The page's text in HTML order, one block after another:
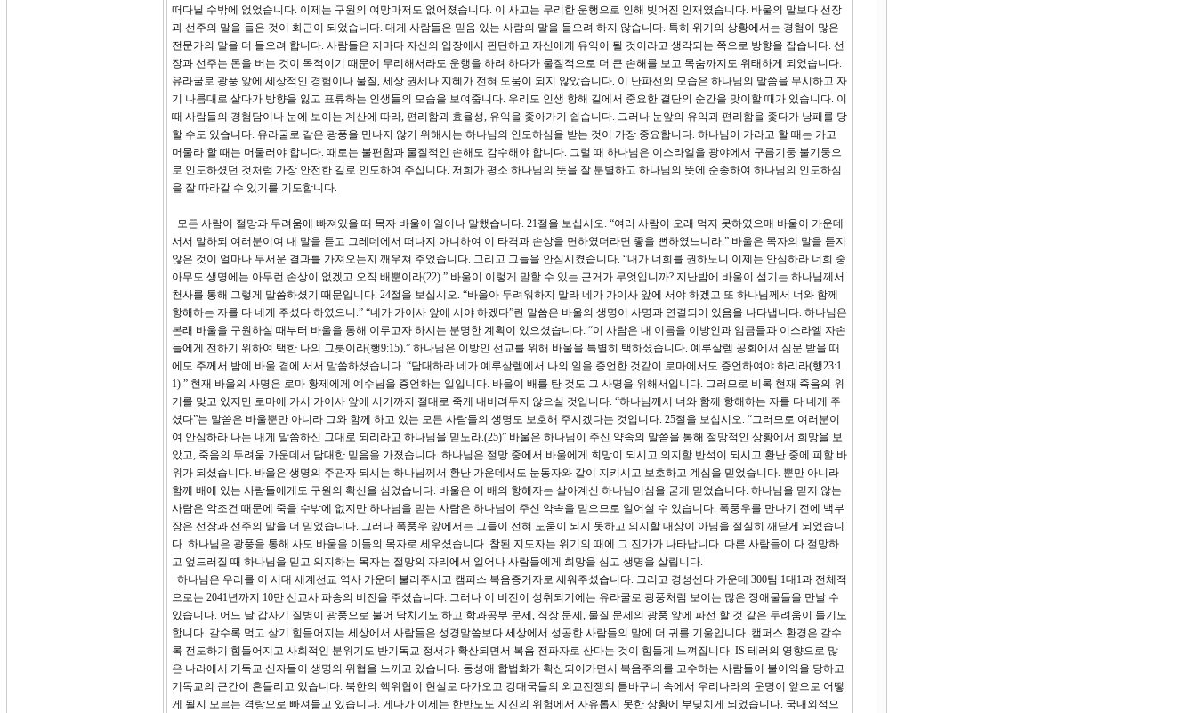
떠다닐 수밖에 없었습니다. 이제는 구원의 여망마저도 없어졌습니다. 이 사고는 무리한 운행으로 인해 빚어진 인재였습니다. 바울의 말보다 선장
과 선주의 말을 들은 것이 화근이 되었습니다. 대게 사람들은 믿음 있는 사람의 말을 들으려 하지 않습니다. 특히 위기의 상황에서는 경험이 많은
전문가의 말을 더 들으려 합니다. 사람들은 저마다 자신의 입장에서 판단하고 자신에게 유익이 될 것이라고 생각되는 쪽으로 방향을 잡습니다. 선
장과 선주는 돈을 버는 것이 목적이기 때문에 무리해서라도 운행을 하려 하다가 물질적으로 더 큰 손해를 보고 목숨까지도 위태하게 되었습니다.
유라굴로 광풍 앞에 세상적인 경험이나 물질, 세상 권세나 지혜가 전혀 도움이 되지 않았습니다. 이 난파선의 모습은 하나님의 말씀을 무시하고 자
기 나름대로 살다가 방향을 잃고 표류하는 인생들의 모습을 보여줍니다. 우리도 인생 항해 길에서 중요한 결단의 순간을 맞이할 때가 있습니다. 이
때 사람들의 경험담이나 눈에 보이는 계산에 따라, 편리함과 효율성, 유익을 좇아가기 쉽습니다. 그러나 눈앞의 유익과 편리함을 좇다가 낭패를 당
할 수도 있습니다. 유라굴로 같은 광풍을 만나지 않기 위해서는 하나님의 인도하심을 받는 것이 가장 중요합니다. 하나님이 가라고 할 때는 가고
머물라 할 때는 머물러야 합니다. 때로는 불편함과 물질적인 손해도 감수해야 합니다. 그럴 때 하나님은 이스라엘을 광야에서 구름기둥 불기둥으
로 인도하셨던 것처럼 가장 안전한 길로 인도하여 주십니다. 저희가 평소 하나님의 뜻을 잘 분별하고 하나님의 뜻에 순종하여 하나님의 인도하심
을 잘 따라갈 수 있기를 기도합니다.
모든 사람이 절망과 두려움에 빠져있을 때 목자 바울이 일어나 말했습니다. 21절을 보십시오. “여러 사람이 오래 먹지 못하였으매 바울이 가운데
서서 말하되 여러분이여 내 말을 듣고 그레데에서 떠나지 아니하여 이 타격과 손상을 면하였더라면 좋을 뻔하였느니라.” 바울은 목자의 말을 듣지
않은 것이 얼마나 무서운 결과를 가져오는지 깨우쳐 주었습니다. 그리고 그들을 안심시켰습니다. “내가 너희를 권하노니 이제는 안심하라 너희 중
아무도 생명에는 아무런 손상이 없겠고 오직 배뿐이라(22).” 바울이 이렇게 말할 수 있는 근거가 무엇입니까? 지난밤에 바울이 섬기는 하나님께서
천사를 통해 그렇게 말씀하셨기 때문입니다. 24절을 보십시오. “바울아 두려워하지 말라 네가 가이사 앞에 서야 하겠고 또 하나님께서 너와 함께
항해하는 자를 다 네게 주셨다 하였으니.” “네가 가이사 앞에 서야 하겠다”란 말씀은 바울의 생명이 사명과 연결되어 있음을 나타냅니다. 하나님은
본래 바울을 구원하실 때부터 바울을 통해 이루고자 하시는 분명한 계획이 있으셨습니다. “이 사람은 내 이름을 이방인과 임금들과 이스라엘 자손
들에게 전하기 위하여 택한 나의 그릇이라(행9:15).” 하나님은 이방인 선교를 위해 바울을 특별히 택하셨습니다. 예루살렘 공회에서 심문 받을 때
에도 주께서 밤에 바울 곁에 서서 말씀하셨습니다. “담대하라 네가 예루살렘에서 나의 일을 증언한 것같이 로마에서도 증언하여야 하리라(행23:1
1).” 현재 바울의 사명은 로마 황제에게 예수님을 증언하는 일입니다. 바울이 배를 탄 것도 그 사명을 위해서입니다. 그러므로 비록 현재 죽음의 위
기를 맞고 있지만 로마에 가서 가이사 앞에 서기까지 절대로 죽게 내버려두지 않으실 것입니다. “하나님께서 너와 함께 항해하는 자를 다 네게 주
셨다”는 말씀은 바울뿐만 아니라 그와 함께 하고 있는 모든 사람들의 생명도 보호해 주시겠다는 것입니다. 25절을 보십시오. “그러므로 여러분이
여 안심하라 나는 내게 말씀하신 그대로 되리라고 하나님을 믿노라.(25)” 바울은 하나님이 주신 약속의 말씀을 통해 절망적인 상황에서 희망을 보
았고, 죽음의 두려움 가운데서 담대한 믿음을 가졌습니다. 하나님은 절망 중에서 바울에게 희망이 되시고 의지할 반석이 되시고 환난 중에 피할 바
위가 되셨습니다. 바울은 생명의 주관자 되시는 하나님께서 환난 가운데서도 눈동자와 같이 지키시고 보호하고 계심을 믿었습니다. 뿐만 아니라
함께 배에 있는 사람들에게도 구원의 확신을 심었습니다. 바울은 이 배의 항해자는 살아계신 하나님이심을 굳게 믿었습니다. 하나님을 믿지 않는
사람은 악조건 때문에 죽을 수밖에 없지만 하나님을 믿는 사람은 하나님이 주신 약속을 믿으므로 일어설 수 있습니다. 폭풍우를 만나기 전에 백부
장은 선장과 선주의 말을 더 믿었습니다. 그러나 폭풍우 앞에서는 그들이 전혀 도움이 되지 못하고 의지할 대상이 아님을 절실히 깨닫게 되었습니
다. 하나님은 광풍을 통해 사도 바울을 이들의 목자로 세우셨습니다. 참된 지도자는 위기의 때에 그 진가가 나타납니다. 다른 사람들이 다 절망하
고 엎드러질 때 하나님을 믿고 의지하는 목자는 절망의 자리에서 일어나 사람들에게 희망을 심고 생명을 살립니다.
하나님은 우리를 이 시대 세계선교 역사 가운데 불러주시고 캠퍼스 복음증거자로 세워주셨습니다. 그리고 경성센타 가운데 300팀 1대1과 전체적
으로는 2041년까지 10만 선교사 파송의 비전을 주셨습니다. 그러나 이 비전이 성취되기에는 유라굴로 광풍처럼 보이는 많은 장애물들을 만날 수
있습니다. 어느 날 갑자기 질병이 광풍으로 불어 닥치기도 하고 학과공부 문제, 직장 문제, 물질 문제의 광풍 앞에 파선 할 것 같은 두려움이 들기도
합니다. 갈수록 먹고 살기 힘들어지는 세상에서 사람들은 성경말씀보다 세상에서 성공한 사람들의 말에 더 귀를 기울입니다. 캠퍼스 환경은 갈수
록 전도하기 힘들어지고 사회적인 분위기도 반기독교 정서가 확산되면서 복음 전파자로 산다는 것이 힘들게 느껴집니다. IS 테러의 영향으로 많
은 나라에서 기독교 신자들이 생명의 위협을 느끼고 있습니다. 동성애 합법화가 확산되어가면서 복음주의를 고수하는 사람들이 불이익을 당하고
기독교의 근간이 흔들리고 있습니다. 북한의 핵위협이 현실로 다가오고 강대국들의 외교전쟁의 틈바구니 속에서 우리나라의 운명이 앞으로 어떻
게 될지 모르는 격랑으로 빠져들고 있습니다. 게다가 이제는 한반도도 지진의 위험에서 자유롭지 못한 상황에 부딪치게 되었습니다. 국내외적으